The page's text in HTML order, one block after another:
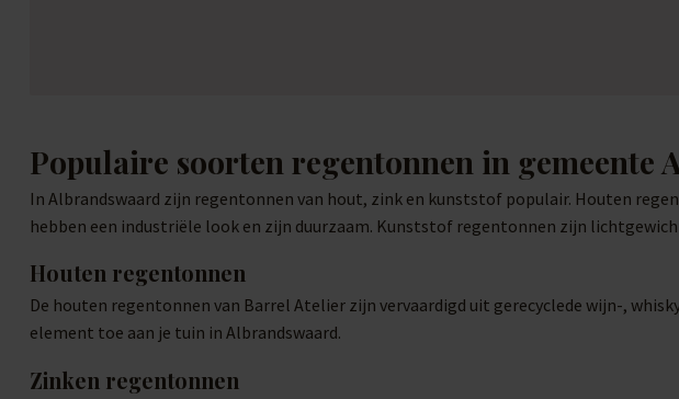
Populaire soorten regentonnen in gemeente
In Albrandswaard zijn regentonnen van hout, zink en kunststof populair. Houten
hebben een industriële look en zijn duurzaam. Kunststof regentonnen zijn
Houten regentonnen
De houten regentonnen van Barrel Atelier zijn vervaardigd uit gerecyclede wijn-,
element toe aan je tuin in Albrandswaard.
Zinken regentonnen